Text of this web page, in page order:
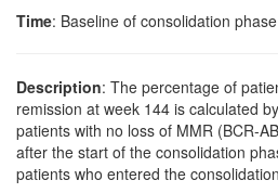
Time: Baseline of consolidation
Description: The percentage of
remission at week 144 is calculated
patients with no loss of MMR (BCR-
after the start of the consolidation
patients who entered the